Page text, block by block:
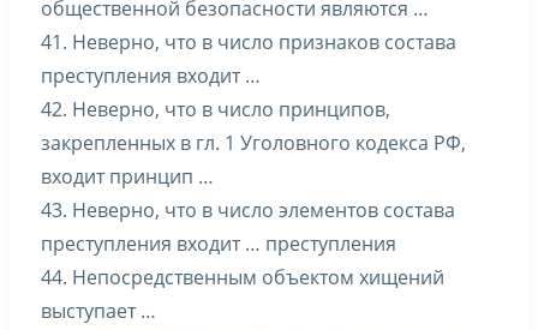
общественной безопасности являются …
41. Неверно, что в число признаков состава
преступления входит …
42. Неверно, что в число принципов,
закрепленных в гл. 1 Уголовного кодекса РФ,
входит принцип …
43. Неверно, что в число элементов состава
преступления входит … преступления
44. Непосредственным объектом хищений
выступает …